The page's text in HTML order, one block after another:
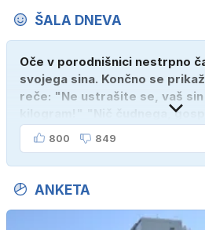
ŠALA DNEVA
Oče v porodnišnici nestrpno
svojega sina. Končno se
reče: "Ne ustrašite se, vaš
kilogram!" "Nič čudnega,
ženo poznava šele tri mesece."
800 849
ANKETA